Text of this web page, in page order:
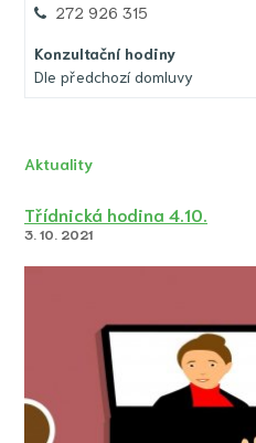
272 926 315
Konzultační hodiny
Dle předchozí domluvy
Aktuality
Třídnická hodina 4.10.
3. 10. 2021